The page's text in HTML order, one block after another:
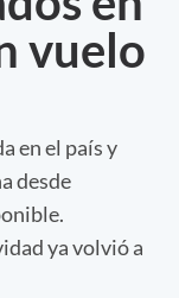
vuelo
en el país y
desde
ya volvió a